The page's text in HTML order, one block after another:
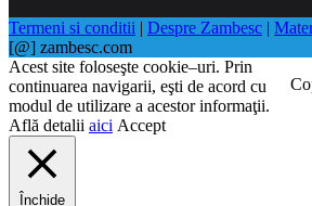
Termeni si conditii | Despre Zambesc |
[@] zambesc.com
Acest site foloseşte cookie–uri. Prin
continuarea navigarii, eşti de acord cu
modul de utilizare a acestor informaţii.
Află detalii aici Accept
Închide